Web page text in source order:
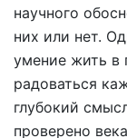
научного
них или нет.
умение жить в
радоваться
глубокий
проверено